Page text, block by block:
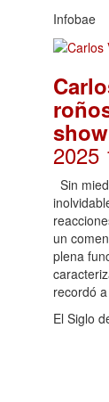
Infobae
2025
Sin
un
plena
recordó
El Siglo